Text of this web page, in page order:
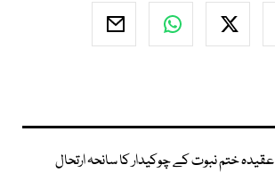
عقیدہ ختم نبوت کے چوکیدار کا سانحہ ارتحال